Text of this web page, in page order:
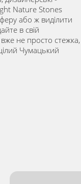
Nature Stones
або ж виділити
в свій
вже не просто стежка,
Чумацький